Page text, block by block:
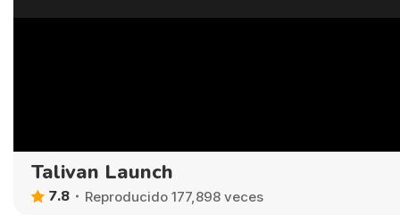
Talivan Launch
7.8 Reproducido 177,898 veces